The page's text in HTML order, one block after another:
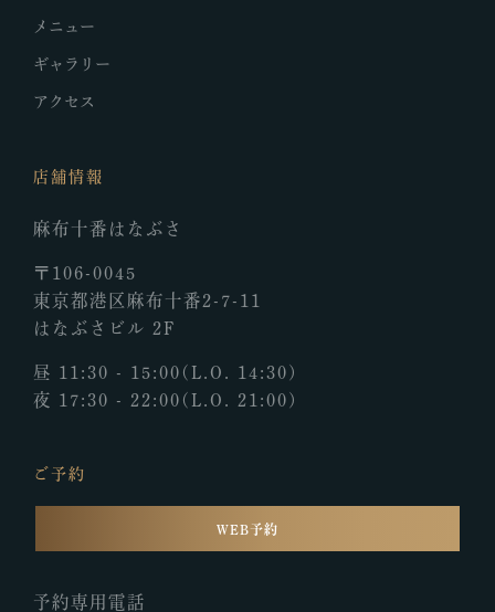
メニュー
ギャラリー
アクセス
店舗情報
麻布十番はなぶさ
〒106-0045
東京都港区麻布十番2-7-11
はなぶさビル 2F
昼 11:30 - 15:00 (L.O. 14:30)
夜 17:30 - 22:00 (L.O. 21:00)
ご予約
WEB予約
予約専用電話